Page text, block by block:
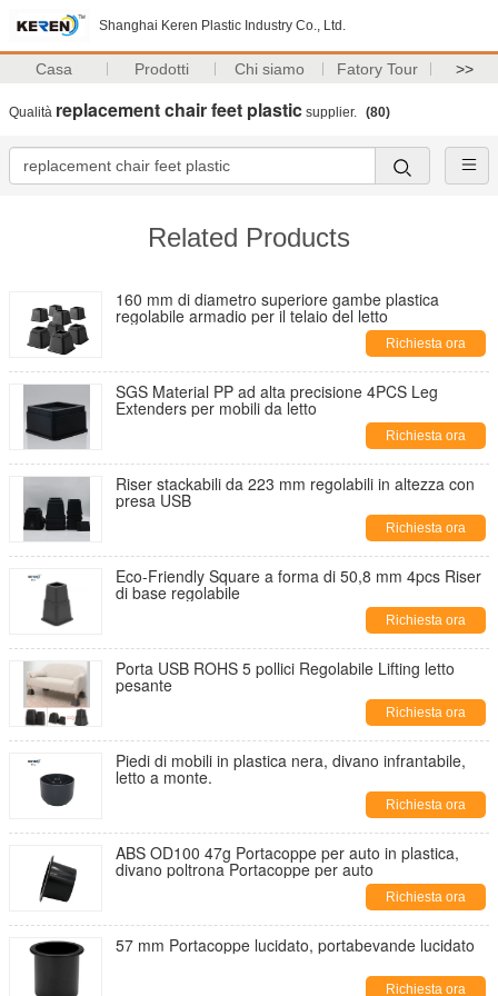
Shanghai Keren Plastic Industry Co., Ltd.
Casa Prodotti Chi siamo Fatory Tour >>
Qualità replacement chair feet plastic supplier. (80)
Related Products
160 mm di diametro superiore gambe plastica
regolabile armadio per il telaio del letto
Richiesta ora
SGS Material PP ad alta precisione 4PCS Leg
Extenders per mobili da letto
Richiesta ora
Riser stackabili da 223 mm regolabili in altezza con
presa USB
Richiesta ora
Eco-Friendly Square a forma di 50,8 mm 4pcs Riser
di base regolabile
Richiesta ora
Porta USB ROHS 5 pollici Regolabile Lifting letto
pesante
Richiesta ora
Piedi di mobili in plastica nera, divano infrantabile,
letto a monte.
Richiesta ora
ABS OD100 47g Portacoppe per auto in plastica,
divano poltrona Portacoppe per auto
Richiesta ora
57 mm Portacoppe lucidato, portabevande lucidato
Richiesta ora